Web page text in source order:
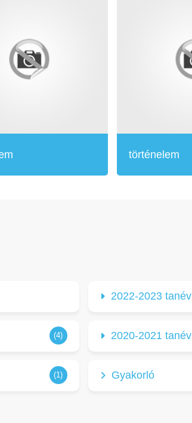
történelem
2022-2023 tanév
(4) 2020-2021 tanév
(1) Gyakorló